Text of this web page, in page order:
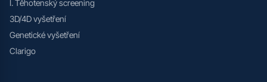
I. Těhotenský screening
3D/4D vyšetření
Genetické vyšetření
Clarigo